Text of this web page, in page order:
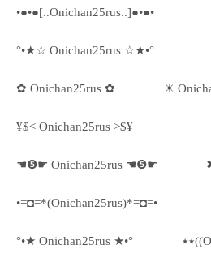
•●•●[..Onichan25rus..]●•●•
°•★☆ Onichan25rus ☆★•°
✿ Onichan25rus ✿ ☀
¥$< Onichan25rus >$¥
☚❺☛ Onichan25rus ☚❺☛
•=◘=*(Onichan25rus)*=◘=•
°•★ Onichan25rus ★•°